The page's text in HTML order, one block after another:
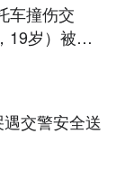
车撞伤交
19岁）被刑
交警安全送